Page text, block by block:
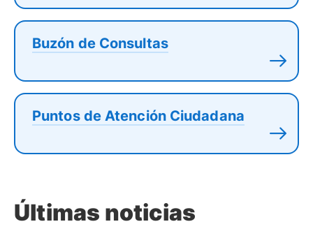
Buzón de Consultas
Puntos de Atención Ciudadana
Últimas noticias